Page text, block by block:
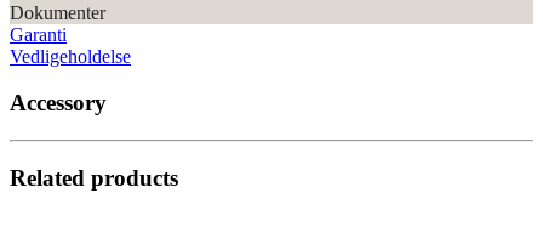
Dokumenter
Garanti
Vedligeholdelse
Accessory
Related products